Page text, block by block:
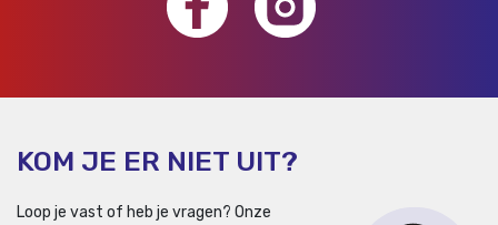
KOM JE ER NIET UIT?
Loop je vast of heb je vragen? Onze